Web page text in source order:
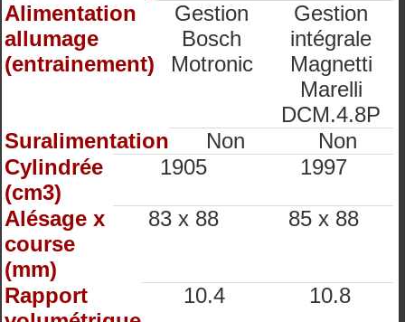
Alimentation
allumage
(entrainement)
Gestion
Bosch
Motronic
Gestion
intégrale
Magnetti
Marelli
DCM.4.8P
Suralimentation
Non
Non
Cylindrée
(cm3)
1905 1997
Alésage x
course
(mm)
83 x 88 85 x 88
Rapport
10.4 10.8